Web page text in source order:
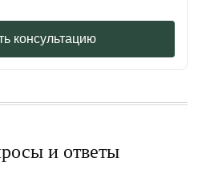
консультацию
и ответы